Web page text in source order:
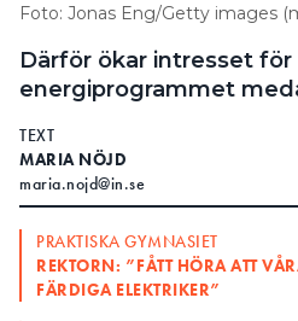
Foto: Jonas Eng/Getty images
Därför ökar intresset för
energiprogrammet
TEXT
MARIA NÖJD
maria.nojd@in.se
PRAKTISKA GYMNASIET
REKTORN: ”FÅTT HÖRA ATT
FÄRDIGA ELEKTRIKER”